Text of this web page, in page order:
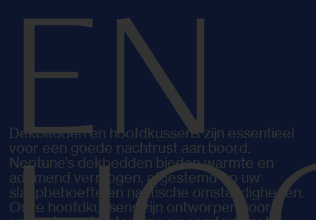
EN
Dekbedden en hoofdkussens zijn essentieel
voor een goede nachtrust aan boord.
Neptune’s dekbedden bieden warmte en
ademend vermogen, afgestemd op uw
slaapbehoefte en nautische omstandigheden.
Onze hoofdkussens zijn ontworpen voor